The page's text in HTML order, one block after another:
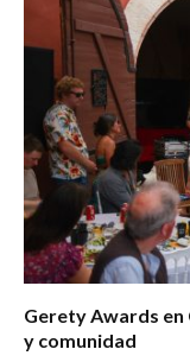
Gerety Awards en
y comunidad